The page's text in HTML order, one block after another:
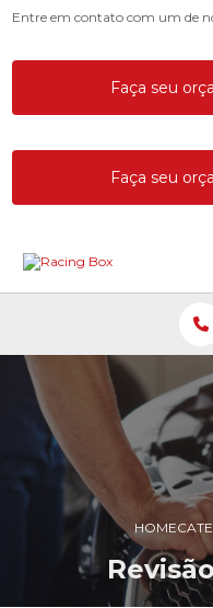
Entre em contato com um de
Faça seu
Faça seu
HOME